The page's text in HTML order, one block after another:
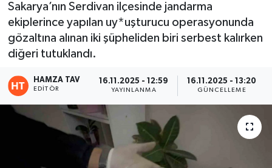
Sakarya’nın Serdivan ilçesinde jandarma
ekiplerince yapılan uy*uşturucu operasyonunda
gözaltına alınan iki şüpheliden biri serbest kalırken
diğeri tutuklandı.
HAMZA TAV
EDITÖR
16.11.2025 - 12:59
YAYINLANMA
16.11.2025 - 13:20
GÜNCELLEME
Eğitim
Teknoloji
Asayiş
Resmi İlan